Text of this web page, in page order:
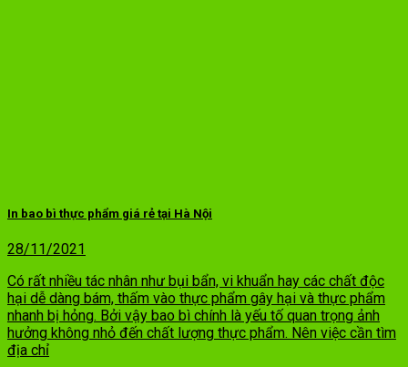
In bao bì thực phẩm giá rẻ tại Hà Nội
28/11/2021
Có rất nhiều tác nhân như bụi bẩn, vi khuẩn hay các chất độc
hại dễ dàng bám, thấm vào thực phẩm gây hại và thực phẩm
nhanh bị hỏng. Bởi vậy bao bì chính là yếu tố quan trọng ảnh
hưởng không nhỏ đến chất lượng thực phẩm. Nên việc cần tìm
địa chỉ